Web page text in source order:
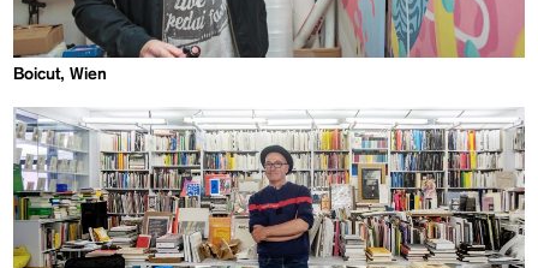
Boicut, Wien